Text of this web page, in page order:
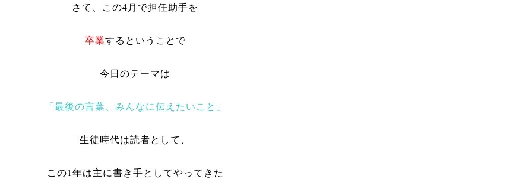
さて、この4月で担任助手を
卒業するということで
今日のテーマは
「最後の言葉、みんなに伝えたいこと」
生徒時代は読者として、
この1年は主に書き手としてやってきた